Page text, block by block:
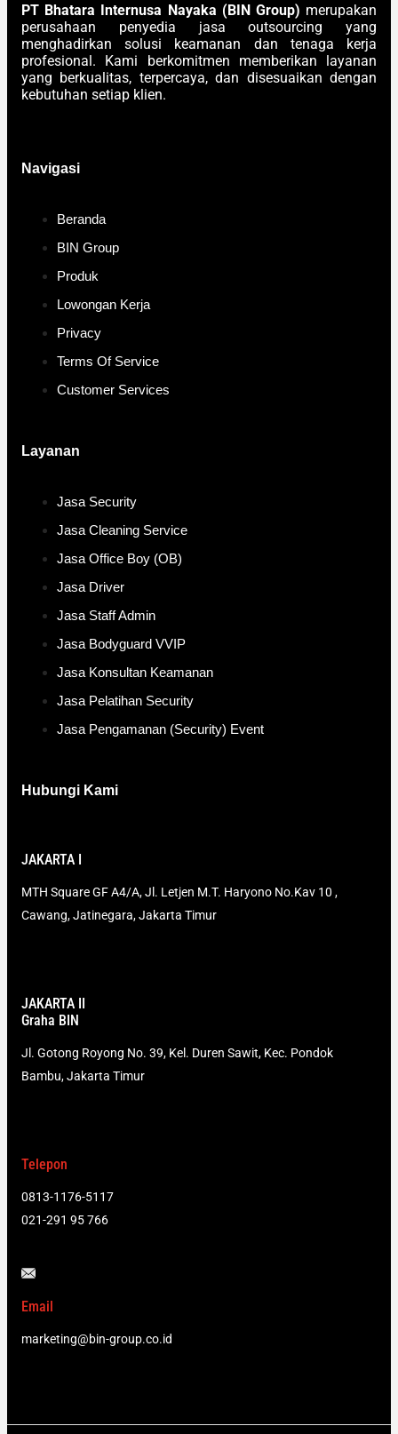
PT Bhatara Internusa Nayaka (BIN Group) merupakan
perusahaan penyedia jasa outsourcing yang
menghadirkan solusi keamanan dan tenaga kerja
profesional. Kami berkomitmen memberikan layanan
yang berkualitas, terpercaya, dan disesuaikan dengan
kebutuhan setiap klien.
Navigasi
Beranda
BIN Group
Produk
Lowongan Kerja
Privacy
Terms Of Service
Customer Services
Layanan
Jasa Security
Jasa Cleaning Service
Jasa Office Boy (OB)
Jasa Driver
Jasa Staff Admin
Jasa Bodyguard VVIP
Jasa Konsultan Keamanan
Jasa Pelatihan Security
Jasa Pengamanan (Security) Event
Hubungi Kami
JAKARTA I
MTH Square GF A4/A, Jl. Letjen M.T. Haryono No.Kav 10 ,
Cawang, Jatinegara, Jakarta Timur
JAKARTA II
Graha BIN
Jl. Gotong Royong No. 39, Kel. Duren Sawit, Kec. Pondok
Bambu, Jakarta Timur
Telepon
0813-1176-5117
021-291 95 766
Email
marketing@bin-group.co.id